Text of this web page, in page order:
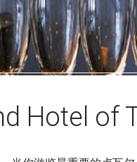
Hotel of